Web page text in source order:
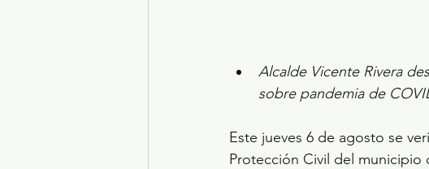
Alcalde Vicente Rivera
sobre pandemia de
Este jueves 6 de agosto se
Protección Civil del municipio